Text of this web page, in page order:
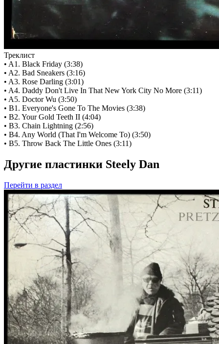
Треклист
• A1. Black Friday (3:38)
• A2. Bad Sneakers (3:16)
• A3. Rose Darling (3:01)
• A4. Daddy Don't Live In That New York City No More (3:11)
• A5. Doctor Wu (3:50)
• B1. Everyone's Gone To The Movies (3:38)
• B2. Your Gold Teeth II (4:04)
• B3. Chain Lightning (2:56)
• B4. Any World (That I'm Welcome To) (3:50)
• B5. Throw Back The Little Ones (3:11)
Другие пластинки Steely Dan
Перейти в раздел